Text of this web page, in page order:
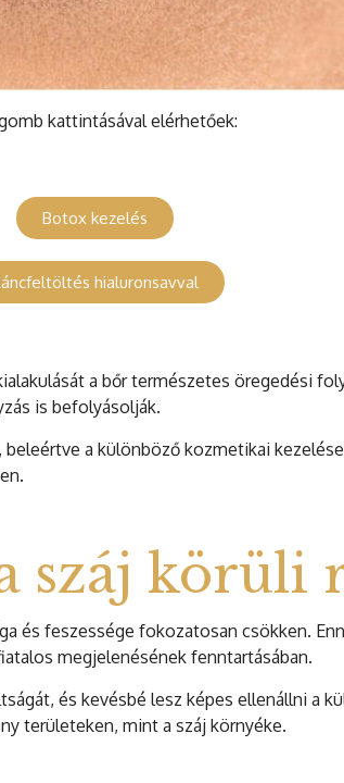
kattintásával elérhetőek:
Botox kezelés
hialuronsavval
a bőr természetes öregedési
is befolyásolják.
a különböző kozmetikai
száj körüli
és feszessége fokozatosan csökken.
megjelenésének fenntartásában.
és kevésbé lesz képes ellenállni a
területeken, mint a száj környéke.